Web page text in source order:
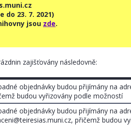
do 23. 7. 2021)
jsou zde.
zajišťovány následovně:
objednávky budou přijímány na
budou vyřizovány podle možností
objednávky budou přijímány na
přičemž budou